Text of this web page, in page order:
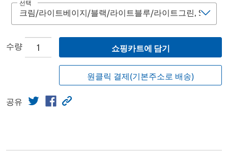
선택
수량 쇼핑카트에 담기
원클릭 결제(기본주소로 배송)
공유